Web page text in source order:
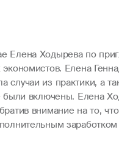
Елена Ходырева по
Елена
из практики, а
включены. Елена
внимание на то,